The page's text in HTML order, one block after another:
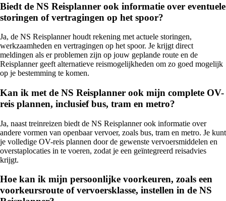
Biedt de NS Reisplanner ook informatie over eventuele
storingen of vertragingen op het spoor?
Ja, de NS Reisplanner houdt rekening met actuele storingen,
werkzaamheden en vertragingen op het spoor. Je krijgt direct
meldingen als er problemen zijn op jouw geplande route en de
Reisplanner geeft alternatieve reismogelijkheden om zo goed mogelijk
op je bestemming te komen.
Kan ik met de NS Reisplanner ook mijn complete OV-
reis plannen, inclusief bus, tram en metro?
Ja, naast treinreizen biedt de NS Reisplanner ook informatie over
andere vormen van openbaar vervoer, zoals bus, tram en metro. Je kunt
je volledige OV-reis plannen door de gewenste vervoersmiddelen en
overstaplocaties in te voeren, zodat je een geïntegreerd reisadvies
krijgt.
Hoe kan ik mijn persoonlijke voorkeuren, zoals een
voorkeursroute of vervoersklasse, instellen in de NS